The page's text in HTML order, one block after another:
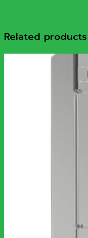
Related products